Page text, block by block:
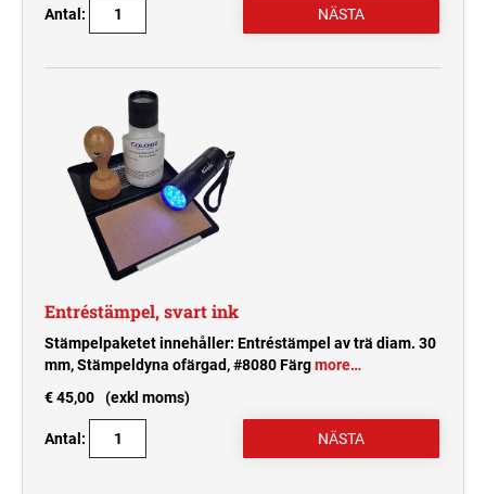
Antal:
Entréstämpel, svart ink
Stämpelpaketet innehåller: Entréstämpel av trä diam. 30
mm, Stämpeldyna ofärgad, #8080 Färgmore…
€ 45,00
(exkl moms)
Antal: